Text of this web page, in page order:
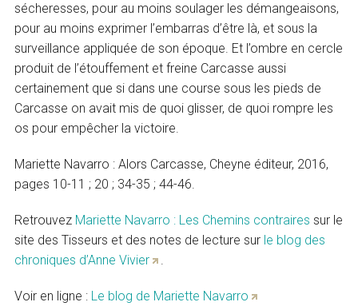
sécheresses, pour au moins soulager les démangeaisons,
pour au moins exprimer l’embarras d’être là, et sous la
surveillance appliquée de son époque. Et l’ombre en cercle
produit de l’étouffement et freine Carcasse aussi
certainement que si dans une course sous les pieds de
Carcasse on avait mis de quoi glisser, de quoi rompre les
os pour empêcher la victoire.
Mariette Navarro : Alors Carcasse, Cheyne éditeur, 2016,
pages 10-11 ; 20 ; 34-35 ; 44-46.
Retrouvez Mariette Navarro : Les Chemins contraires sur le
site des Tisseurs et des notes de lecture sur le blog des
chroniques d’Anne Vivier
.
Voir en ligne : Le blog de Mariette Navarro